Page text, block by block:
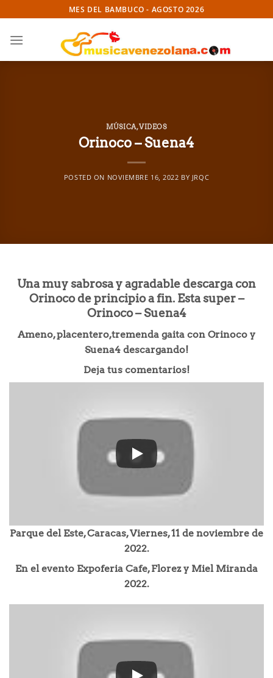
to
content
MES DEL BAMBUCO - AGOSTO 2026
MÚSICA,VIDEOS
Orinoco – Suena4
POSTED ON NOVIEMBRE 16, 2022 BY JRQC
Una muy sabrosa y agradable descarga con
Orinoco de principio a fin. Esta super –
Orinoco – Suena4
Ameno, placentero,tremenda gaita con Orinoco y
Suena4 descargando!
Deja tus comentarios!
Parque del Este, Caracas, Viernes, 11 de noviembre de
2022.
En el evento Expoferia Cafe, Florez y Miel Miranda
2022.